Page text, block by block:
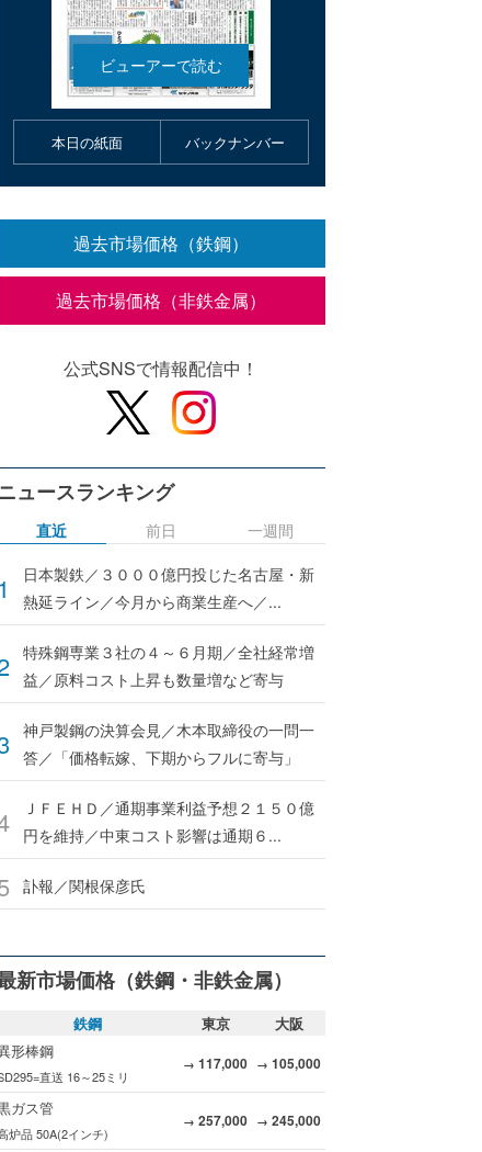
本日の紙面 バックナンバー
過去市場価格（鉄鋼）
過去市場価格（非鉄金属）
公式SNSで情報配信中！
ュースランキング
直近
日本製鉄／３０００億円投じた名古屋・新
熱延ライン／今月から商業生産へ／...
特殊鋼専業３社の４～６月期／全社経常増
益／原料コスト上昇も数量増など寄与
神戸製鋼の決算会見／木本取締役の一問一
答／「価格転嫁、下期からフルに寄与」
ＪＦＥＨＤ／通期事業利益予想２１５０億
円を維持／中東コスト影響は通期６...
訃報／関根保彦氏
前日 一週間
新市場価格（鉄鋼・非鉄金属）
鉄鋼 東京
大阪
形棒鋼
直送 16～25ミリ
→ 117,000 → 105,000
ガス管
炉品 50A(2インチ)
→ 257,000 → 245,000